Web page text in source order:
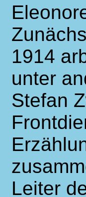
1914
unter
Stefan
Leiter